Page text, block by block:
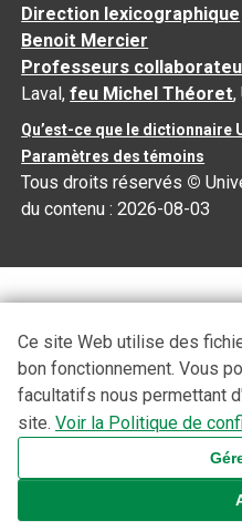
Direction lexicographique
Benoit Mercier
Professeurs
Laval,feu Michel Théoret,
Qu’est-ce que le dictionnaire
Paramètres des témoins
Tous droits réservés ©
du contenu :2026-08-03
Ce site Web utilise des
bon fonctionnement. Vous
facultatifs nous permettant
site. Voir la Politique de